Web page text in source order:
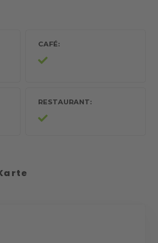
CAFÉ
RESTAURANT